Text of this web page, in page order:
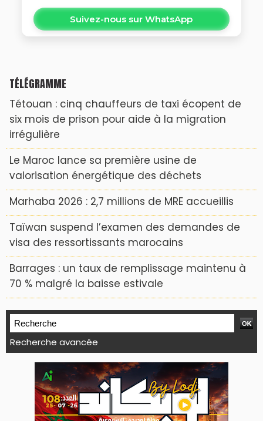
Suivez-nous sur WhatsApp
TÉLÉGRAMME
Tétouan : cinq chauffeurs de taxi écopent de
six mois de prison pour aide à la migration
irrégulière
Le Maroc lance sa première usine de
valorisation énergétique des déchets
Marhaba 2026 : 2,7 millions de MRE accueillis
Taïwan suspend l’examen des demandes de
visa des ressortissants marocains
Barrages : un taux de remplissage maintenu à
70 % malgré la baisse estivale
Recherche avancée